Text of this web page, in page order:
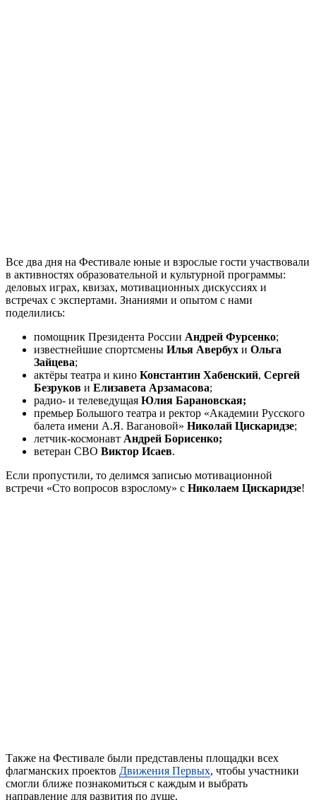
Все два дня на Фестивале юные и взрослые гости участвовали
в активностях образовательной и культурной программы:
деловых играх, квизах, мотивационных дискуссиях и
встречах с экспертами. Знаниями и опытом с нами
поделились:
помощник Президента России Андрей Фурсенко;
известнейшие спортсмены Илья Авербух и Ольга
Зайцева;
актёры театра и кино Константин Хабенский, Сергей
Безруков и Елизавета Арзамасова;
радио- и телеведущая Юлия Барановская;
премьер Большого театра и ректор «Академии Русского
балета имени А.Я. Вагановой» Николай Цискаридзе;
летчик-космонавт Андрей Борисенко;
ветеран СВО Виктор Исаев.
Если пропустили, то делимся записью мотивационной
встречи «Сто вопросов взрослому» с Николаем Цискаридзе!
Также на Фестивале были представлены площадки всех
флагманских проектов Движения Первых, чтобы участники
смогли ближе познакомиться с каждым и выбрать
направление для развития по душе.